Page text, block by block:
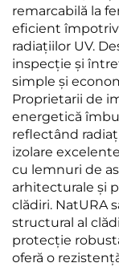
remarcabilă la
eficient
radiațiilor UV.
inspecție și
simple și
Proprietarii de
energetică
reflectând
izolare
cu lemnuri de
arhitecturale și
clădiri. NatURA
structural al
protecție
oferă o